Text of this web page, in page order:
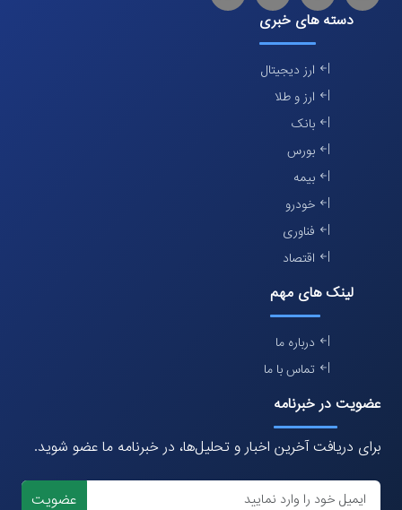
دسته های خبری
ارز دیجیتال
ارز و طلا
بانک
بورس
بیمه
خودرو
فناوری
اقتصاد
لینک های مهم
درباره ما
تماس با ما
عضویت در خبرنامه
برای دریافت آخرین اخبار و تحلیل‌ها، در خبرنامه ما عضو شوید.
عضویت